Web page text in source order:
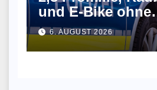
und E-Bike ohne
Zulassung
6. AUGUST 2026